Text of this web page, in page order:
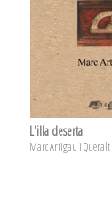
L'illa deserta
Marc Artigau i Queralt